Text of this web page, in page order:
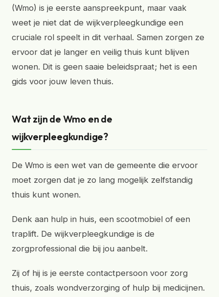
(Wmo) is je eerste aanspreekpunt, maar vaak
weet je niet dat de wijkverpleegkundige een
cruciale rol speelt in dit verhaal. Samen zorgen ze
ervoor dat je langer en veilig thuis kunt blijven
wonen. Dit is geen saaie beleidspraat; het is een
gids voor jouw leven thuis.
Wat zijn de Wmo en de
wijkverpleegkundige?
De Wmo is een wet van de gemeente die ervoor
moet zorgen dat je zo lang mogelijk zelfstandig
thuis kunt wonen.
Denk aan hulp in huis, een scootmobiel of een
traplift. De wijkverpleegkundige is de
zorgprofessional die bij jou aanbelt.
Zij of hij is je eerste contactpersoon voor zorg
thuis, zoals wondverzorging of hulp bij medicijnen.